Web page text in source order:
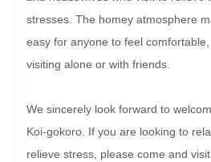
stresses. The homey atmosphere
easy for anyone to feel
visiting alone or with friends.
We sincerely look forward to
Koi-gokoro. If you are looking to
relieve stress, please come and